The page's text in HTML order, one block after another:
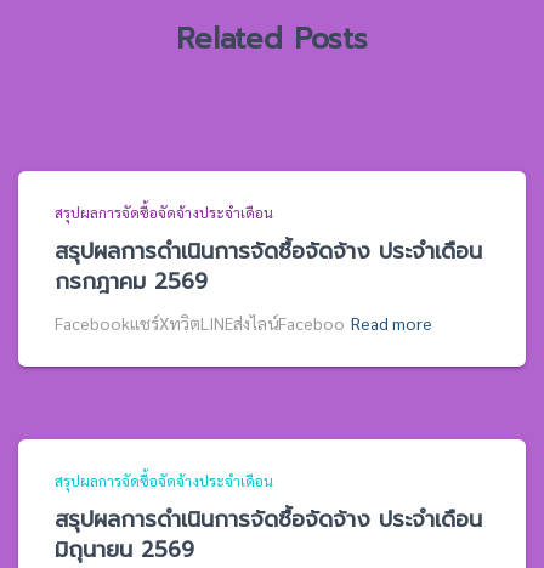
Related Posts
สรุปผลการจัดซื้อจัดจ้างประจำเดือน
สรุปผลการดำเนินการจัดซื้อจัดจ้าง ประจำเดือน
กรกฎาคม 2569
Facebookแชร์XทวิตLINEส่งไลน์Faceboo Read more
สรุปผลการจัดซื้อจัดจ้างประจำเดือน
สรุปผลการดำเนินการจัดซื้อจัดจ้าง ประจำเดือน
มิถุนายน 2569